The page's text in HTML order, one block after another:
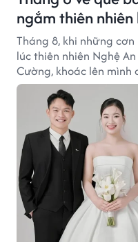
ngắm thiên
Tháng 8, khi những
lúc thiên nhiên Nghệ
Cường, khoác lên mình